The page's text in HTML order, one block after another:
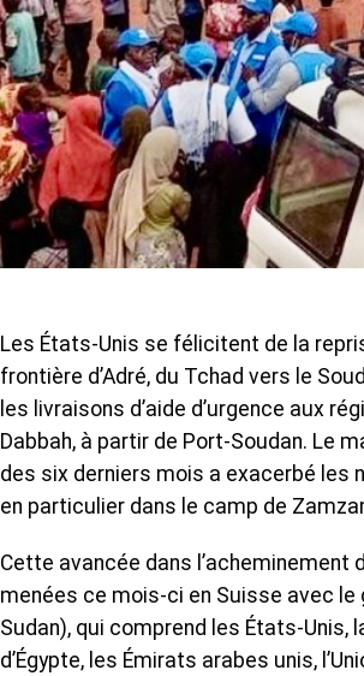
Les États-Unis se félicitent de la
frontière d’Adré, du Tchad vers le
les livraisons d’aide d’urgence aux
Dabbah, à partir de Port-Soudan. Le
des six derniers mois a exacerbé les
en particulier dans le camp de
Cette avancée dans l’acheminement
menées ce mois-ci en Suisse avec le
Sudan), qui comprend les États-Unis,
d’Égypte, les Émirats arabes unis,